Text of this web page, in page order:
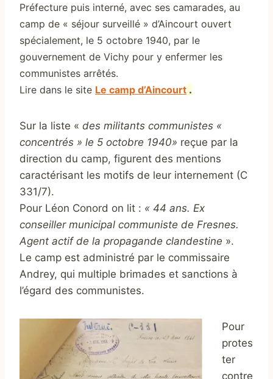
Préfecture puis interné, avec ses camarades, au
camp de « séjour surveillé » d’Aincourt ouvert
spécialement, le 5 octobre 1940, par le
gouvernement de Vichy pour y enfermer les
communistes arrêtés.
Lire dans le site Le camp d’Aincourt .
Sur la liste « des militants communistes «
concentrés » le 5 octobre 1940» reçue par la
direction du camp, figurent des mentions
caractérisant les motifs de leur internement (C
331/7).
Pour Léon Conord on lit : « 44 ans. Ex
conseiller municipal communiste de Fresnes.
Agent actif de la propagande clandestine ».
Le camp est administré par le commissaire
Andrey, qui multiple brimades et sanctions à
l’égard des communistes.
Pour
protes
ter
contre